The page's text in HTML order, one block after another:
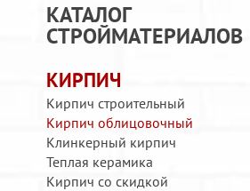
КАТАЛОГ
СТРОЙМАТЕРИАЛОВ
КИРПИЧ
Кирпич строительный
Кирпич облицовочный
Клинкерный кирпич
Теплая керамика
Кирпич со скидкой